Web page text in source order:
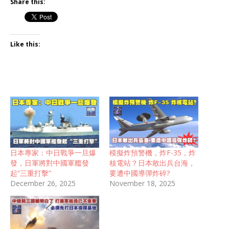
Share this:
Like this:
日本專家：中日戰爭一旦爆
發，日軍將對中國軍艦發
起“三重打擊”
December 26, 2025
模擬炸預警機，炸F-35，炸
核電站？日本敢出兵台海，
要遭中國導彈炸碎?
November 18, 2025